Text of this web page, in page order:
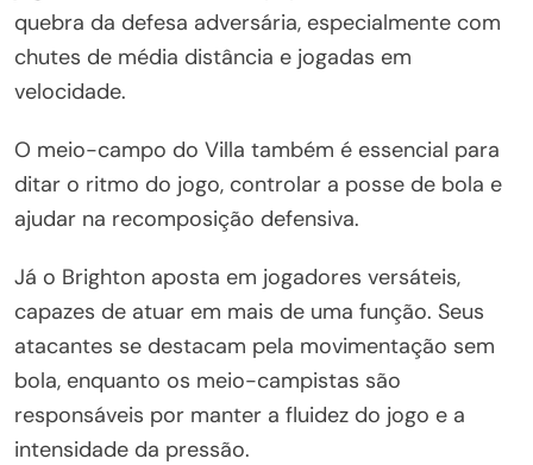
quebra da defesa adversária, especialmente com
chutes de média distância e jogadas em
velocidade.
O meio-campo do Villa também é essencial para
ditar o ritmo do jogo, controlar a posse de bola e
ajudar na recomposição defensiva.
Já o Brighton aposta em jogadores versáteis,
capazes de atuar em mais de uma função. Seus
atacantes se destacam pela movimentação sem
bola, enquanto os meio-campistas são
responsáveis por manter a fluidez do jogo e a
intensidade da pressão.